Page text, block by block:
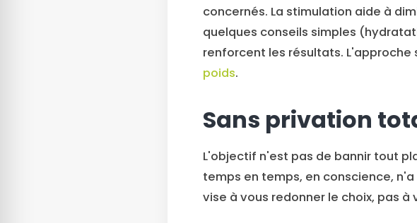
concernés. La stimulation aide à
quelques conseils simples
renforcent les résultats.
poids.
Sans privation
L'objectif n'est pas de bannir tout
temps en temps, en conscience,
vise à vous redonner le choix, pas